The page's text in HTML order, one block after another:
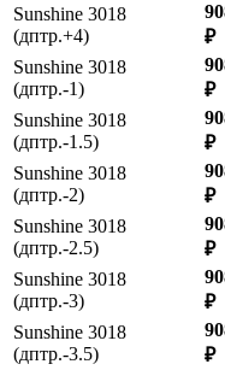
Sunshine 3018
(дптр.+4)
₽
Sunshine 3018
(дптр.-1)
₽
Sunshine 3018
(дптр.-1.5)
₽
Sunshine 3018
(дптр.-2)
₽
Sunshine 3018
(дптр.-2.5)
₽
Sunshine 3018
(дптр.-3)
₽
Sunshine 3018
(дптр.-3.5)
₽